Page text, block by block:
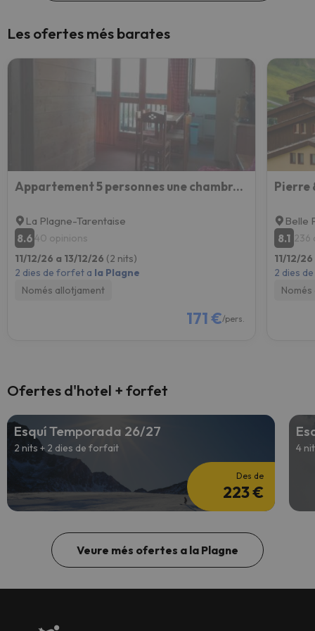
Les ofertes més barates
Appartement 5 personnes une chambre proche pistes balcon vue montagne Draps et serviettes non fourni
La Plagne-Tarentaise
8.640 opinions
11/12/26 a 13/12/26 (2 nits)
2 dies de forfet a la Plagne
Només allotjament
171 €/pers.
Belle
8.1 236
11/12/
2 dies
Ofertes d'hotel + forfet
Esquí Temporada 26/27
2 nits + 2 dies de forfait
Des de
223 €
4
Veure més ofertes a la Plagne